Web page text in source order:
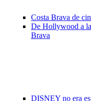
Costa Brava de
De Hollywood a
Brava
DISNEY no era